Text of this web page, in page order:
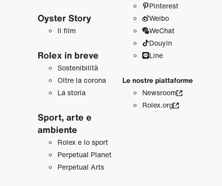
Oyster Story
Il film
Rolex in breve
Sostenibilità
Oltre la corona
La storia
Sport, arte e
ambiente
Rolex e lo sport
Perpetual Planet
Perpetual Arts
Pinterest
Weibo
WeChat
Douyin
Line
Le nostre piattaforme
Newsroom
Rolex.org